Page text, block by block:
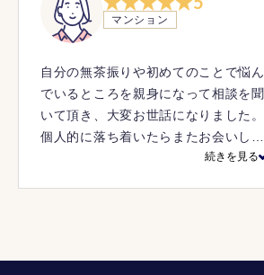
マンション
自分の無茶振りや初めてのことで悩ん
でいるところを親身になって相談を聞
いて頂き、大変お世話になりました。
個人的に落ち着いたらまたお会いした
いくらいには信頼をおいています。
続きを見る